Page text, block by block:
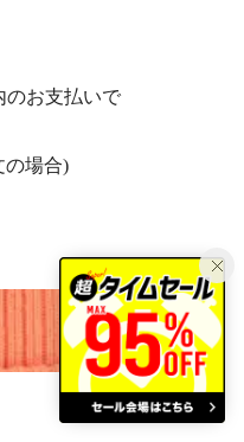
のお支払いで
の場合)